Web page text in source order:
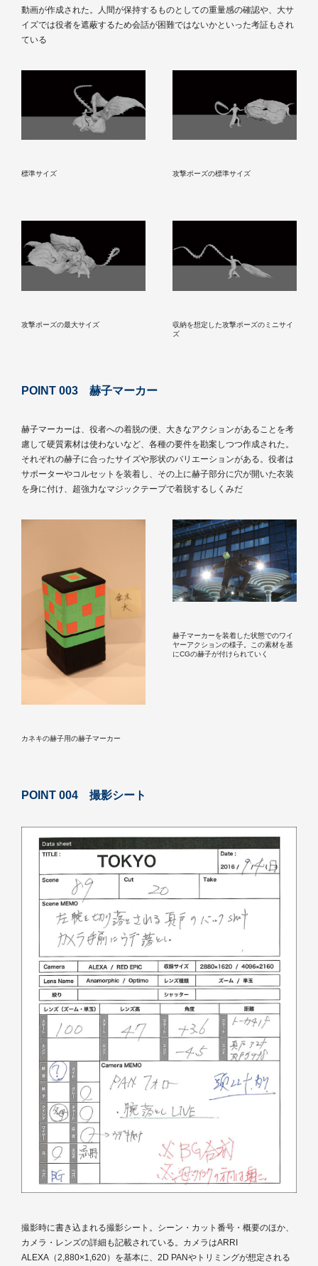
動画が作成された。人間が保持するものとしての重量感の確認や、大サ
イズでは役者を遮蔽するため会話が困難ではないかといった考証もされ
ている
標準サイズ 攻撃ポーズの標準サイズ
攻撃ポーズの最大サイズ
収納を想定した攻撃ポーズのミニサイ
ズ
POINT 003 赫子マーカー
赫子マーカーは、役者への着脱の便、大きなアクションがあることを考
慮して硬質素材は使わないなど、各種の要件を勘案しつつ作成された。
それぞれの赫子に合ったサイズや形状のバリエーションがある。役者は
サポーターやコルセットを装着し、その上に赫子部分に穴が開いた衣装
を身に付け、超強力なマジックテープで着脱するしくみだ
カネキの赫子用の赫子マーカー
赫子マーカーを装着した状態でのワイ
ヤーアクションの様子。この素材を基
にCGの赫子が付けられていく
POINT 004 撮影シート
撮影時に書き込まれる撮影シート。シーン・カット番号・概要のほか、
カメラ・レンズの詳細も記載されている。カメラはARRI
ALEXA（2,880×1,620）を基本に、2D PANやトリミングが想定される